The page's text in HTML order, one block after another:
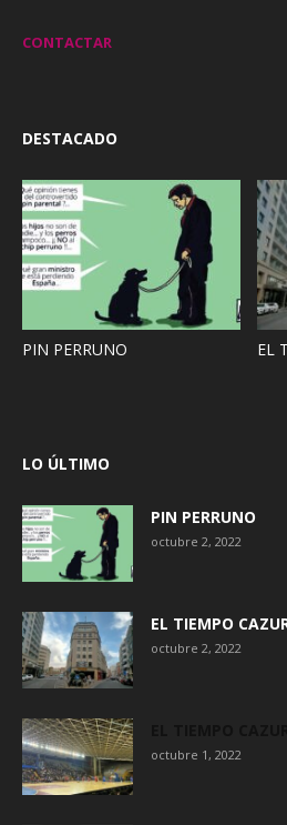
CONTACTAR
DESTACADO
PIN PERRUNO EL
LO ÚLTIMO
PIN PERRUNO
octubre 2, 2022
EL TIEMPO
octubre 2, 2022
octubre 1, 2022